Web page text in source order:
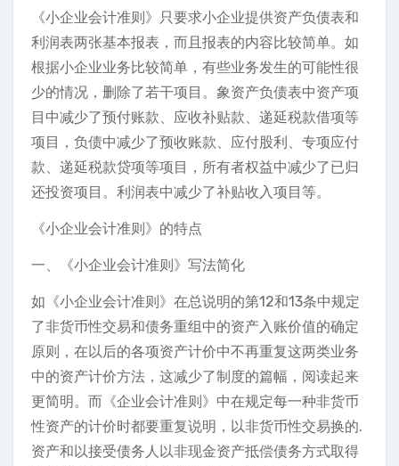
《小企业会计准则》只要求小企业提供资产负债表和
利润表两张基本报表，而且报表的内容比较简单。如
根据小企业业务比较简单，有些业务发生的可能性很
少的情况，删除了若干项目。象资产负债表中资产项
目中减少了预付账款、应收补贴款、递延税款借项等
项目，负债中减少了预收账款、应付股利、专项应付
款、递延税款贷项等项目，所有者权益中减少了已归
还投资项目。利润表中减少了补贴收入项目等。
《小企业会计准则》的特点
一、《小企业会计准则》写法简化
如《小企业会计准则》在总说明的第12和13条中规定
了非货币性交易和债务重组中的资产入账价值的确定
原则，在以后的各项资产计价中不再重复这两类业务
中的资产计价方法，这减少了制度的篇幅，阅读起来
更简明。而《企业会计准则》中在规定每一种非货币
性资产的计价时都要重复说明，以非货币性交易换的.
资产和以接受债务人以非现金资产抵偿债务方式取得